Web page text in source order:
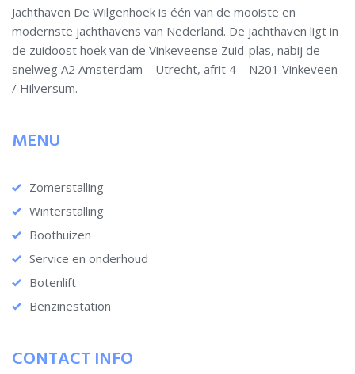
Jachthaven De Wilgenhoek is één van de mooiste en
modernste jachthavens van Nederland. De jachthaven ligt in
de zuidoost hoek van de Vinkeveense Zuid-plas, nabij de
snelweg A2 Amsterdam – Utrecht, afrit 4 – N201 Vinkeveen
/ Hilversum.
MENU
Zomerstalling
Winterstalling
Boothuizen
Service en onderhoud
Botenlift
Benzinestation
CONTACT INFO